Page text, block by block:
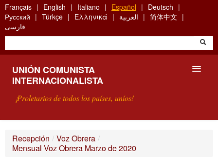
Skip
to
main
content
Français English Italiano Español
Deutsch
Русский
Türkçe Ελληνικά العربية
简体中文
فارسی
UNIÓN COMUNISTA
INTERNACIONALISTA
¡Proletarios de todos los países, uníos!
¿QUÉ ES LA UCI?
Recepción / Voz Obrera /
Mensual Voz Obrera Marzo de 2020